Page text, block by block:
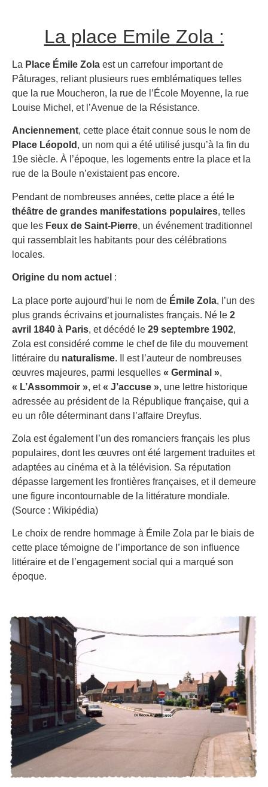
La place Emile Zola :
La Place Émile Zola est un carrefour important de
Pâturages, reliant plusieurs rues emblématiques telles
que la rue Moucheron, la rue de l’École Moyenne, la rue
Louise Michel, et l’Avenue de la Résistance.
Anciennement, cette place était connue sous le nom de
Place Léopold , un nom qui a été utilisé jusqu’à la fin du
19e siècle. À l’époque, les logements entre la place et la
rue de la Boule n’existaient pas encore.
Pendant de nombreuses années, cette place a été le
théâtre de grandes manifestations populaires, telles
que les Feux de Saint-Pierre, un événement traditionnel
qui rassemblait les habitants pour des célébrations
locales.
Origine du nom actuel :
La place porte aujourd’hui le nom de Émile Zola, l’un des
plus grands écrivains et journalistes français. Né le 2
avril 1840 à Paris, et décédé le 29 septembre 1902,
Zola est considéré comme le chef de file du mouvement
littéraire du naturalisme. Il est l’auteur de nombreuses
œuvres majeures, parmi lesquelles « Germinal »,
« L’Assommoir », et« J’accuse », une lettre historique
adressée au président de la République française, qui a
eu un rôle déterminant dans l’affaire Dreyfus.
Zola est également l’un des romanciers français les plus
populaires, dont les œuvres ont été largement traduites et
adaptées au cinéma et à la télévision. Sa réputation
dépasse largement les frontières françaises, et il demeure
une figure incontournable de la littérature mondiale.
(Source : Wikipédia)
Le choix de rendre hommage à Émile Zola par le biais de
cette place témoigne de l’importance de son influence
littéraire et de l’engagement social qui a marqué son
époque.